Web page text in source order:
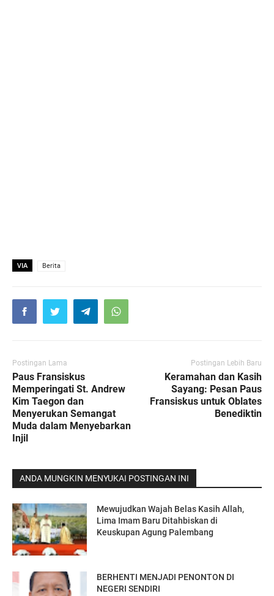
VIA Berita
Postingan Lama
Paus Fransiskus
Memperingati St. Andrew
Kim Taegon dan
Menyerukan Semangat
Muda dalam Menyebarkan
Injil
Postingan Lebih Baru
Keramahan dan Kasih
Sayang: Pesan Paus
Fransiskus untuk Oblates
Benediktin
ANDA MUNGKIN MENYUKAI POSTINGAN INI
Mewujudkan Wajah Belas Kasih Allah,
Lima Imam Baru Ditahbiskan di
Keuskupan Agung Palembang
BERHENTI MENJADI PENONTON DI
NEGERI SENDIRI